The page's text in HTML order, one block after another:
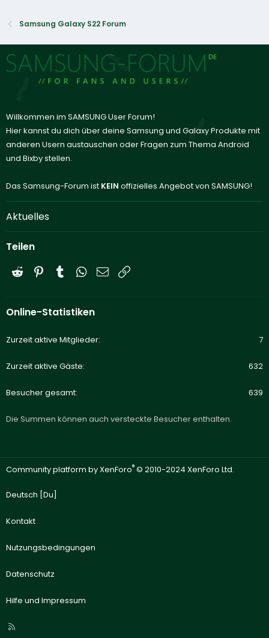
Samsung Galaxy S22 Forum
Willkommen im SAMSUNG User Forum!
Hier kannst du dich über deine Samsung und Galaxy Produkte mit
anderen Usern austauschen oder Fragen zum Thema Android
und Bixby stellen.
Das Samsung-Forum ist KEIN offizielles Angebot von SAMSUNG!
Aktuelles
Teilen
Reddit PinterestTumblrWhatsApp
E-Mail
Online-Statistiken
Zurzeit aktive Mitglieder 7
Zurzeit aktive Gäste 632
Besucher gesamt 639
Die Summen können auch versteckte Besucher enthalten.
Community platform by XenForo® © 2010-2024 XenForo Ltd.
Deutsch [Du]
Kontakt
Nutzungsbedingungen
Datenschutz
Hilfe und Impressum
R